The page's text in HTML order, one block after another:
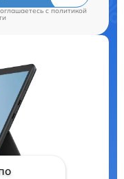
cполитикой